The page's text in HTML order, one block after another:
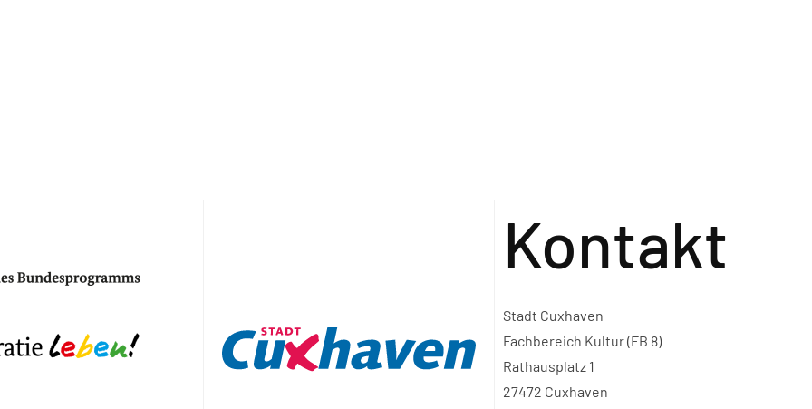
Kontakt
Stadt Cuxhaven
Fachbereich Kultur (FB 8)
Rathausplatz 1
27472 Cuxhaven